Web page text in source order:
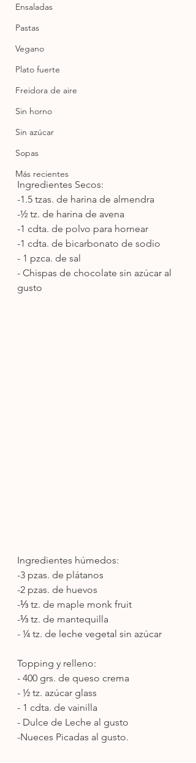
Ensaladas
Pastas
Vegano
Plato fuerte
Freidora de aire
Sin horno
Sin azúcar
Sopas
Más recientes
Ingredientes Secos:
-1.5 tzas. de harina de almendra
-½ tz. de harina de avena
-1 cdta. de polvo para hornear
-1 cdta. de bicarbonato de sodio
- 1 pzca. de sal
- Chispas de chocolate sin azúcar al
gusto
Ingredientes húmedos:
-3 pzas. de plátanos
-2 pzas. de huevos
-⅓ tz. de maple monk fruit
-⅓ tz. de mantequilla
- ¼ tz. de leche vegetal sin azúcar
Topping y relleno:
- 400 grs. de queso crema
- ½ tz. azúcar glass
- 1 cdta. de vainilla
- Dulce de Leche al gusto
-Nueces Picadas al gusto.